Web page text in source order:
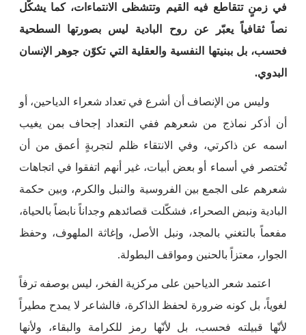
في زمنٍ تتقاطع فيه القيم وتتشظى الانتماءات، كما يشكّل
نصاً ثقافياً يعبّر عن روح البادية ليس بصورتها السطحية
فحسب، بل ببنيتها النفسية والعقلية التي تكوّن جوهر الإنسان
البدوي.
وليس من الإنصاف أن أشرع في تعداد شعراء الدياحين، أو
أن أذكر نماذج من شعرهم ففي التعداد إجحاف بمن يغيب
اسمه عن ذاكرتي، وفي الانتقاء ظلم لتجربةٍ أعمق من أن
تُختصر في أسماء أو بعض أبيات، غير أنهم اتفقوا في اتجاهات
شعرهم على الجمع بين الفروسية والنبل والكرم، وبين حكمة
البادية ونبض الصحراء، فشكّلت قصائدهم وجداناً نابضاً بالحياة،
مفعماً بالتغني بالمجد، ونبل الأصل، وإغاثة الملهوف، وحفظ
الجوار، معتزاً بالحنين ومواقف البطولة.
اعتمد شعر الدياحين على مركزية الفخر، ليس بوصفه ترفاً
لغوياً، بل كونه ضرورة لحفظ الذاكرة، فالشاعر لا يمدح مطيراً
لأنّها قبيلته فحسب، بل لأنّها رمز للكرامة والبقاء، ولأنها